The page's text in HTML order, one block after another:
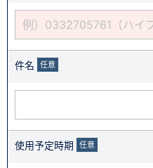
件名 任意
使用予定時期 任意